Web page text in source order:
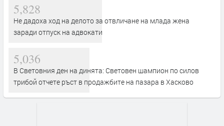
5,828
Не дадоха ход на делото за отвличане на млада жена
заради отпуск на адвокати
5,036
В Световния ден на динята: Световен шампион по силов
трибой отчете ръст в продажбите на пазара в Хасково